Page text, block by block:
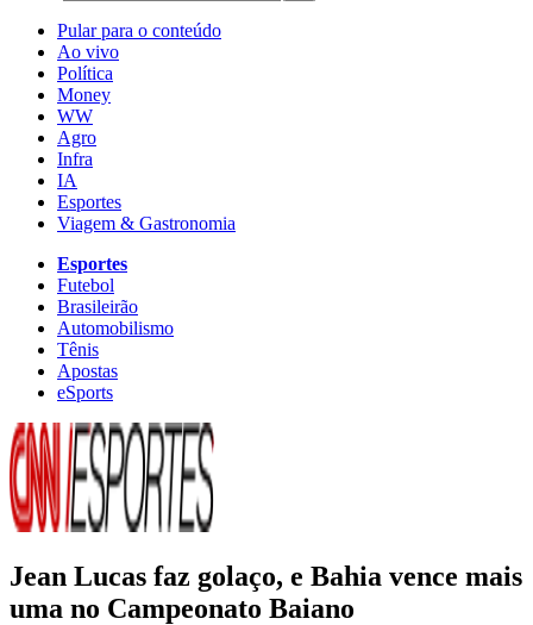
Pular para o conteúdo
Ao vivo
Política
Money
WW
Agro
Infra
IA
Esportes
Viagem & Gastronomia
Esportes
Futebol
Brasileirão
Automobilismo
Tênis
Apostas
eSports
Jean Lucas faz golaço, e Bahia vence mais
uma no Campeonato Baiano